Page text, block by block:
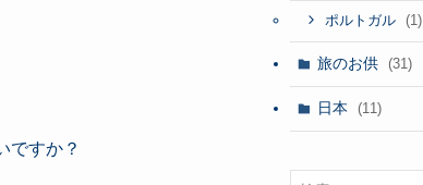
ですか？
ポルトガル (1)
旅のお供 (31)
日本 (11)